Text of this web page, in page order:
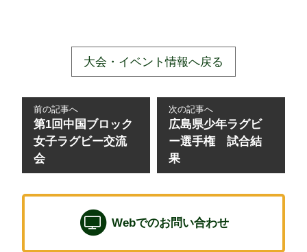
大会・イベント情報へ戻る
前の記事へ
第1回中国ブロック
女子ラグビー交流
会
次の記事へ
広島県少年ラグビ
ー選手権 試合結
果
Webでのお問い合わせ